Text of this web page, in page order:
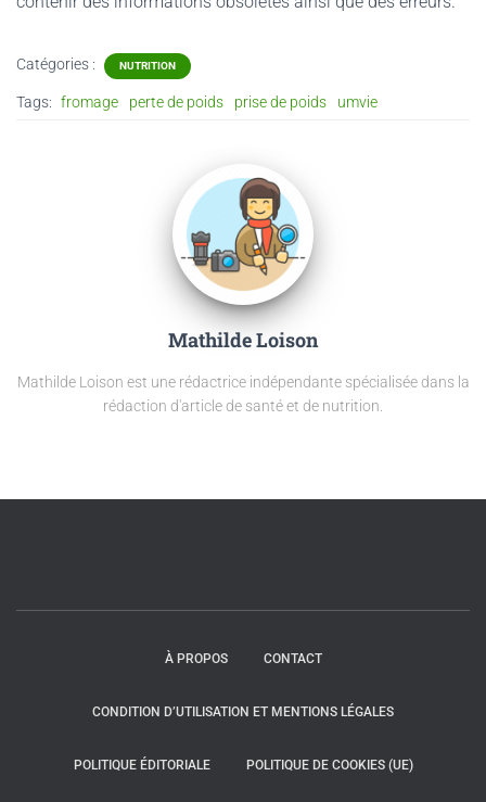
Catégories : NUTRITION
Tags: fromage perte de poids prise de poids umvie
Mathilde Loison
Mathilde Loison est une rédactrice indépendante spécialisée dans la
rédaction d'article de santé et de nutrition.
À PROPOS CONTACT
CONDITION D’UTILISATION ET MENTIONS LÉGALES
POLITIQUE ÉDITORIALE POLITIQUE DE COOKIES (UE)